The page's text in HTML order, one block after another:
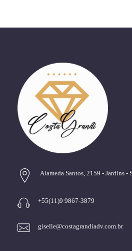
Alameda Santos, 2159 - Jardins -
+55(11)9 9867-3879
giselle@costagrandiadv.com.br